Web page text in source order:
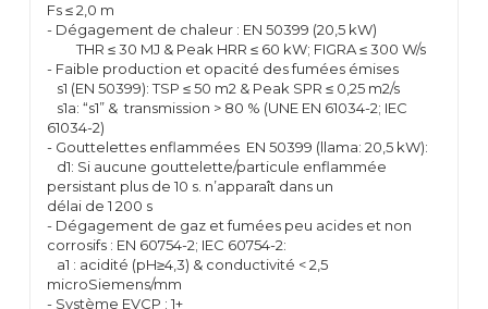
Fs ≤ 2,0 m
- Dégagement de chaleur : EN 50399 (20,5 kW)
THR ≤ 30 MJ & Peak HRR ≤ 60 kW; FIGRA ≤ 300 W/s
- Faible production et opacité des fumées émises
s1 (EN 50399): TSP ≤ 50 m2 & Peak SPR ≤ 0,25 m2/s
s1a: “s1” & transmission > 80 % (UNE EN 61034-2; IEC
61034-2)
- Gouttelettes enflammées EN 50399 (llama: 20,5 kW):
d1: Si aucune gouttelette/particule enflammée
persistant plus de 10 s. n’apparaît dans un
délai de 1 200 s
- Dégagement de gaz et fumées peu acides et non
corrosifs : EN 60754-2; IEC 60754-2:
a1 : acidité (pH≥4,3) & conductivité < 2,5
microSiemens/mm
- Système EVCP : 1+